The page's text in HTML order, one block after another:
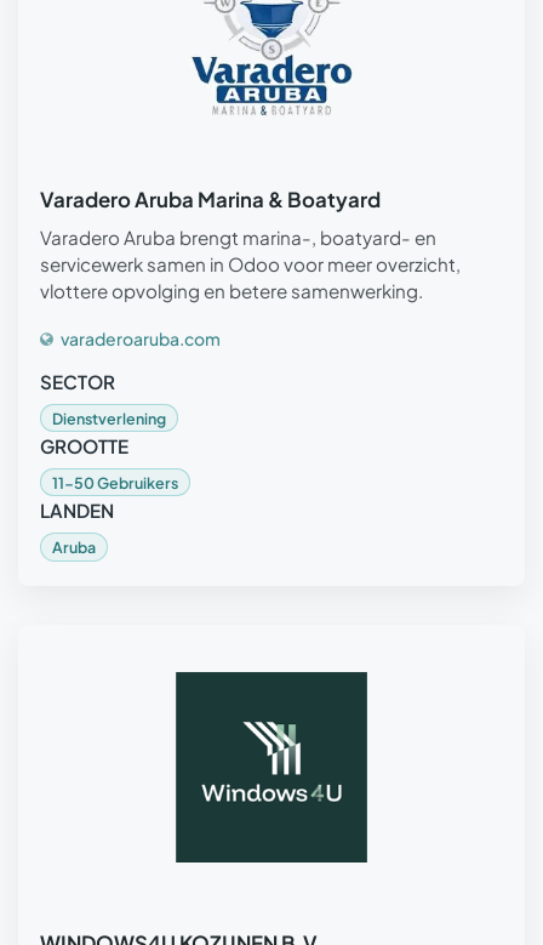
Varadero Aruba Marina & Boatyard
Varadero Aruba brengt marina-, boatyard- en
servicewerk samen in Odoo voor meer overzicht,
vlottere opvolging en betere samenwerking.
varaderoaruba.com
SECTOR
Dienstverlening
GROOTTE
11-50 Gebruikers
LANDEN
Aruba